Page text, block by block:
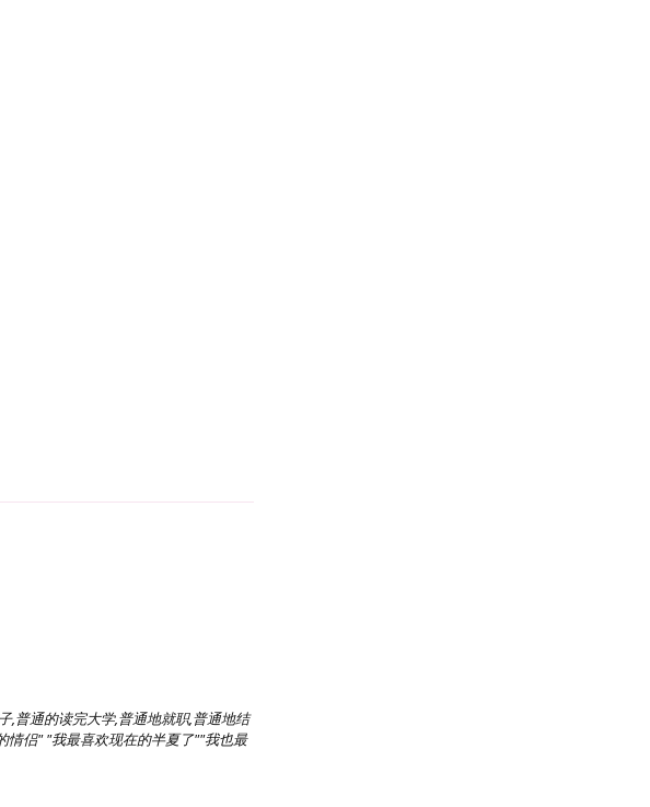
,普通的读完大学,普通地就职,普通地结
情侣" "我最喜欢现在的半夏了""我也最